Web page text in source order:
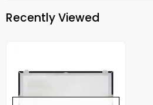
Recently Viewed